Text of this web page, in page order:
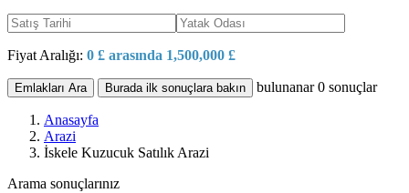
Fiyat Aralığı: 0 £ arasında 1,500,000 £
Emlakları Ara Burada ilk sonuçlara bakın bulunanar0 sonuçlar
Anasayfa
Arazi
İskele Kuzucuk Satılık Arazi
Arama sonuçlarınız